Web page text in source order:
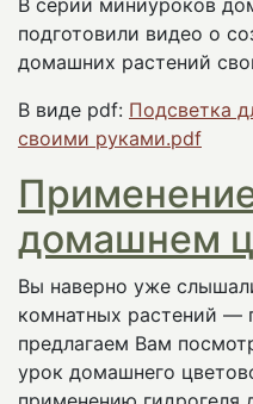
В серии миниуроков
подготовили видео о
домашних растений
В виде pdf: Подсветка
своими руками.pdf
домашнем
Вы наверно уже
комнатных растений —
предлагаем Вам
урок домашнего